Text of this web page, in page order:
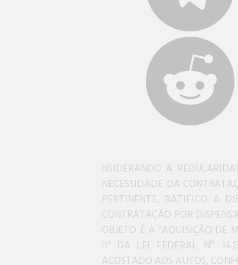
NSIDERANDO A
NECESSIDADE DA
PERTINENTE, RATIFICO A
CONTRATAÇÃO POR
OBJETO É A “AQUISIÇÃO DE
II” DA LEI FEDERAL Nº.
ACOSTADO AOS AUTOS,